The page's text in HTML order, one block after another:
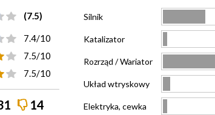
(7.5)
7.4/10
7.5/10
7.5/10
14
Silnik
Katalizator
Rozrząd / Wariator
Układ wtryskowy
Elektryka, cewka